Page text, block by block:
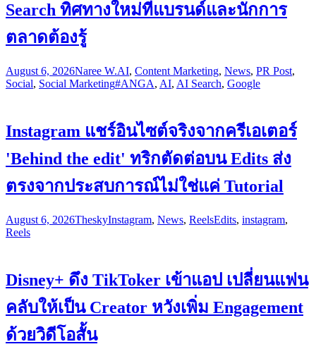
Search ทิศทางใหม่ที่แบรนด์และนักการ
ตลาดต้องรู้
August 6, 2026Naree W.AI, Content Marketing, News, PR Post,
Social, Social Marketing#ANGA, AI, AI Search, Google
Instagram แชร์อินไซต์จริงจากครีเอเตอร์
'Behind the edit' ทริกตัดต่อบน Edits ส่ง
ตรงจากประสบการณ์ไม่ใช่แค่ Tutorial
August 6, 2026TheskyInstagram, News, ReelsEdits, instagram,
Reels
Disney+ ดึง TikToker เข้าแอป เปลี่ยนแฟน
คลับให้เป็น Creator หวังเพิ่ม Engagement
ด้วยวิดีโอสั้น